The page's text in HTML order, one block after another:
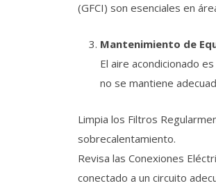
(GFCI) son esenciales en
Mantenimiento de
El aire acondicionado
no se mantiene
Limpia los Filtros
sobrecalentamiento.
Revisa las Conexiones
conectado a un circuito